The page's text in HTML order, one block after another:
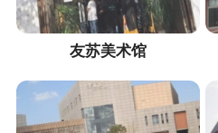
友苏美术馆